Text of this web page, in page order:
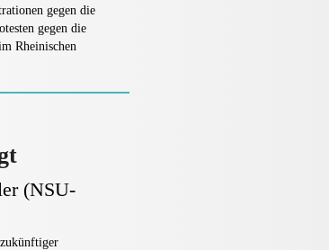
gegen die
gegen die
Rheinischen
(NSU-